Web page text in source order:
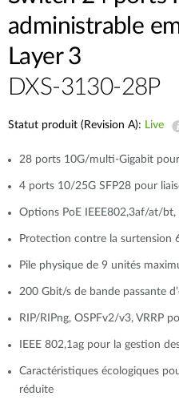
administrable
Layer 3
DXS-3130-28P
Statut produit (Revision A): Live
28 ports 10G/multi-Gigabit
4 ports 10/25G SFP28 pour
Options PoE IEEE802,3af/at/
Protection contre la surtension
Pile physique de 9 unités
200 Gbit/s de bande passante
RIP/RIPng, OSPFv2/v3, VRRP
IEEE 802,1ag pour la gestion
Caractéristiques écologiques
réduite